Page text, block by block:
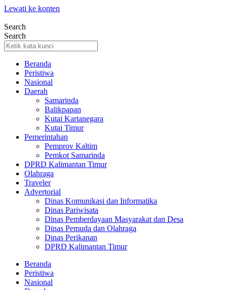
Lewati ke konten
Search
Search
Beranda
Peristiwa
Nasional
Daerah
Samarinda
Balikpapan
Kutai Kartanegara
Kutai Timur
Pemerintahan
Pemprov Kaltim
Pemkot Samarinda
DPRD Kalimantan Timur
Olahraga
Traveler
Advertorial
Dinas Komunikasi dan Informatika
Dinas Pariwisata
Dinas Pemberdayaan Masyarakat dan Desa
Dinas Pemuda dan Olahraga
Dinas Perikanan
DPRD Kalimantan Timur
Beranda
Peristiwa
Nasional